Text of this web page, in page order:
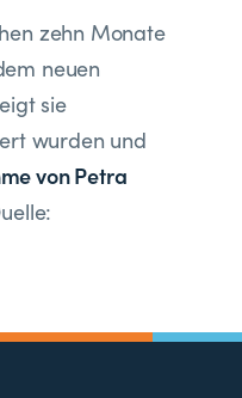
zehn Monate
neuen
sie
wurden und
von Petra